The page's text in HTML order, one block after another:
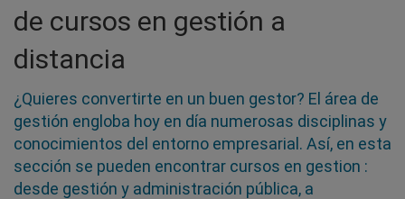
de cursos en gestión a
distancia
¿Quieres convertirte en un buen gestor? El área de
gestión engloba hoy en día numerosas disciplinas y
conocimientos del entorno empresarial. Así, en esta
sección se pueden encontrar cursos en gestion :
desde gestión y administración pública, a